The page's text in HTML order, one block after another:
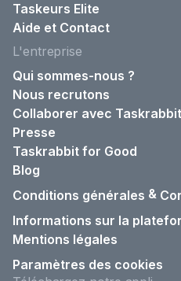
Taskeurs Elite
Aide et Contact
L'entreprise
Qui sommes-nous ?
Nous recrutons
Collaborer avec Taskrabbit
Presse
Taskrabbit for Good
Blog
Conditions générales &
Informations sur la
Mentions légales
Paramètres des cookies